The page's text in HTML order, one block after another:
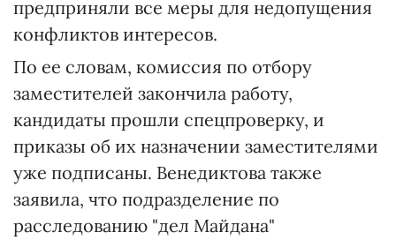
предприняли все меры для недопущения
конфликтов интересов.
По ее словам, комиссия по отбору
заместителей закончила работу,
кандидаты прошли спецпроверку, и
приказы об их назначении заместителями
уже подписаны. Венедиктова также
заявила, что подразделение по
расследованию "дел Майдана"